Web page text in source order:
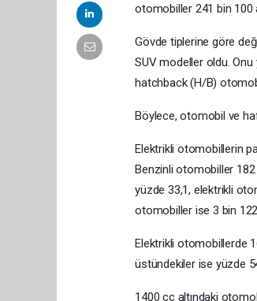
otomobiller 241 bin 100
Gövde tiplerine göre
SUV modeller oldu.
hatchback (H/B)
Böylece, otomobil ve
Elektrikli otomobillerin
Benzinli otomobiller
yüzde 33,1, elektrikli
otomobiller ise 3 bin
Elektrikli otomobillerde
üstündekiler ise yüzde
1400 cc altındaki